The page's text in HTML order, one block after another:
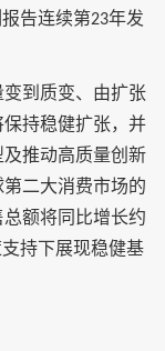
告连续第23年发
到质变、由扩张
持稳健扩张，并
推动高质量创新
二大消费市场的
额将同比增长约
持下展现稳健基